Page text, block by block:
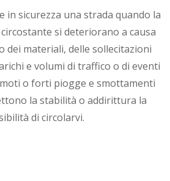
in sicurezza una strada quando la
si deteriorano a causa
dei materiali, delle sollecitazioni
e volumi di traffico o di eventi
o forti piogge e smottamenti
la stabilità o addirittura la
di circolarvi.